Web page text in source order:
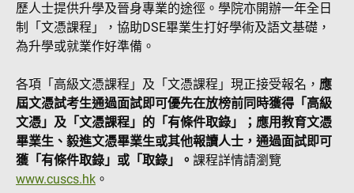
歷人士提供升學及晉身專業的途徑。學院亦開辦一年全日
制「文憑課程」，協助DSE畢業生打好學術及語文基礎，
為升學或就業作好準備。
各項「高級文憑課程」及「文憑課程」現正接受報名， 應
屆文憑試考生通過面試即可優先在放榜前同時獲得「高級
文憑」及「文憑課程」的「有條件取錄」；應用教育文憑
畢業生、毅進文憑畢業生或其他報讀人士，通過面試即可
獲「有條件取錄」或「取錄」。 課程詳情請瀏覽
www.cuscs.hk 。